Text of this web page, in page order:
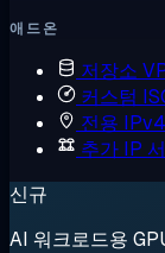
애드온
저장소
커스텀
전용 IPv4
추가 IP
신규
AI 워크로드용